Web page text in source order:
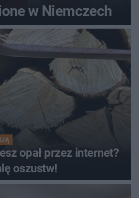
w Niemczech
opał przez internet?
oszustw!